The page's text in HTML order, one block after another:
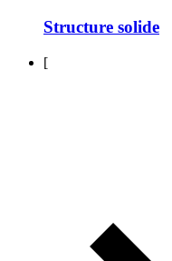
Structure solide
[